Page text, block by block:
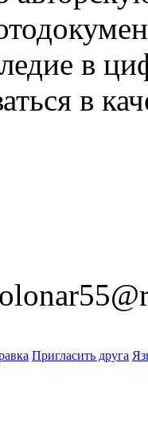
в
в
Пригласить друга